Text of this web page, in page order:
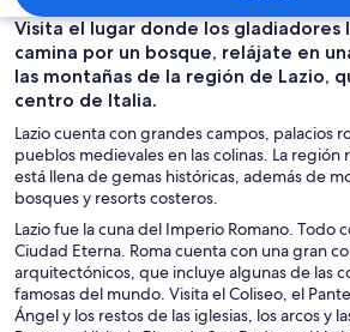
Visita el lugar donde los gladiadores
camina por un bosque, relájate en
las montañas de la región de Lazio,
centro de Italia.
Lazio cuenta con grandes campos, palacios
pueblos medievales en las colinas. La región
está llena de gemas históricas, además de
bosques y resorts costeros.
Lazio fue la cuna del Imperio Romano. Todo
Ciudad Eterna. Roma cuenta con una gran
arquitectónicos, que incluye algunas de las
famosas del mundo. Visita el Coliseo, el
Ángel y los restos de las iglesias, los arcos y